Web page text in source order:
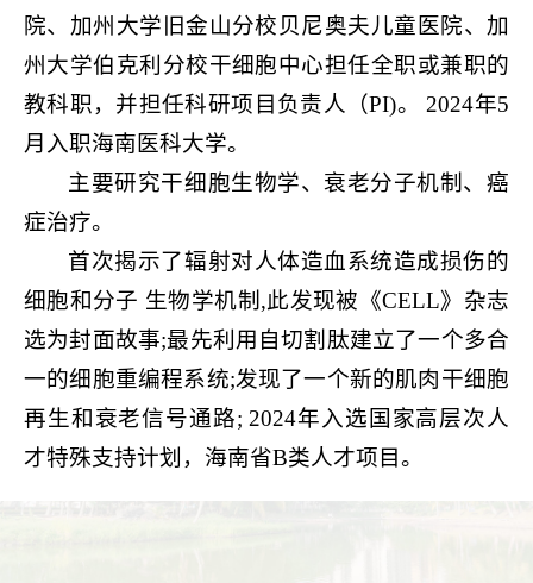
院、加州大学旧金山分校贝尼奥夫儿童医院、加
州大学伯克利分校干细胞中心担任全职或兼职的
教科职，并担任科研项目负责人（PI)。
2024年5
月入职海南医科大学。
主要研究干细胞生物学、衰老分子机制、癌
症治疗。
首次揭示了辐射对人体造血系统造成损伤的
细胞和分子 生物学机制,此发现被《CELL》杂志
选为封面故事;最先利用自切割肽建立了一个多合
一的细胞重编程系统;发现了一个新的肌肉干细胞
再生和衰老信号通路; 2024年入选国家高层次人
才特殊支持计划，海南省B类人才项目。